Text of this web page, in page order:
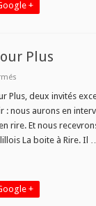
+
Plus
sur
invités
dans
Humour
Plus
Plus, deux invités
: nous aurons en
rire. Et nous
La boite à Rire. Il …
+